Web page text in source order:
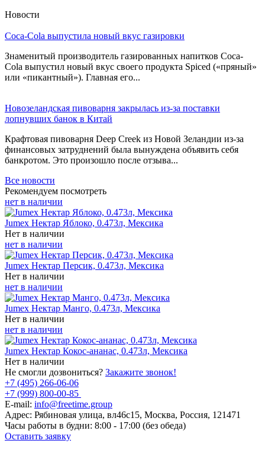
Новости
Coca-Cola выпустила новый вкус газировки
Знаменитый производитель газированных напитков Coca-
Cola выпустил новый вкус своего продукта Spiced («пряный»
или «пикантный»). Главная его...
Новозеландская пивоварня закрылась из-за поставки
лопнувших банок в Китай
Крафтовая пивоварня Deep Creek из Новой Зеландии из-за
финансовых затруднений была вынуждена объявить себя
банкротом. Это произошло после отзыва...
Все новости
Рекомендуем посмотреть
нет в наличии
Jumex Нектар Яблоко, 0.473л, Мексика
Нет в наличии
нет в наличии
Jumex Нектар Персик, 0.473л, Мексика
Нет в наличии
нет в наличии
Jumex Нектар Манго, 0.473л, Мексика
Нет в наличии
нет в наличии
Jumex Нектар Кокос-ананас, 0.473л, Мексика
Нет в наличии
Не смогли дозвониться? Закажите звонок!
+7 (495) 266-06-06
+7 (999) 800-00-85
E-mail: info@freetime.group
Адрес: Рябиновая улица, вл46с15, Москва, Россия, 121471
Часы работы в будни: 8:00 - 17:00 (без обеда)
Оставить заявку